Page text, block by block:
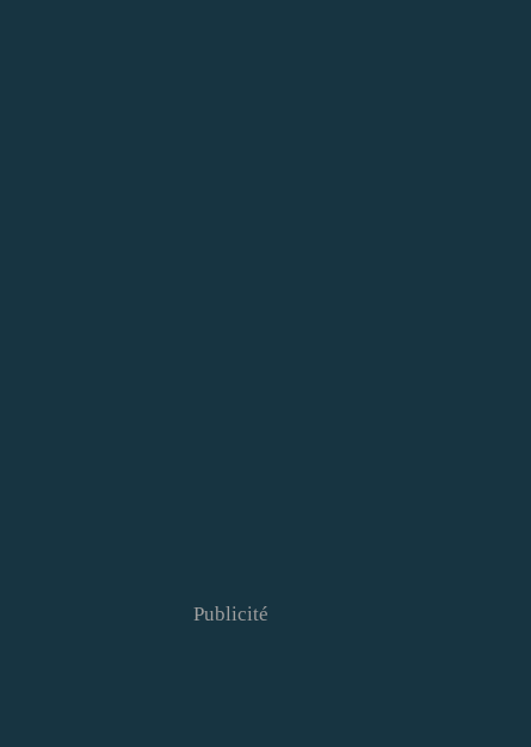
Publicité